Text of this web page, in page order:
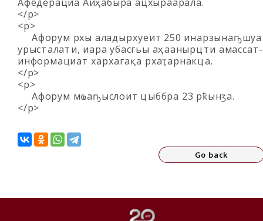
</p>
<p>
Афорум рхы аладырхәуеит 250 инарзынаҧшуа
урыстәалатәи, иара убасгьы аҳәаанырцәтәи амассатә-
информациатә хархәагақәа рхаҭарнакцәа.
</p>
<p>
Афорум мҩаҧыслоит цәыббра 23 рҟынӡа.
</p>
Go back